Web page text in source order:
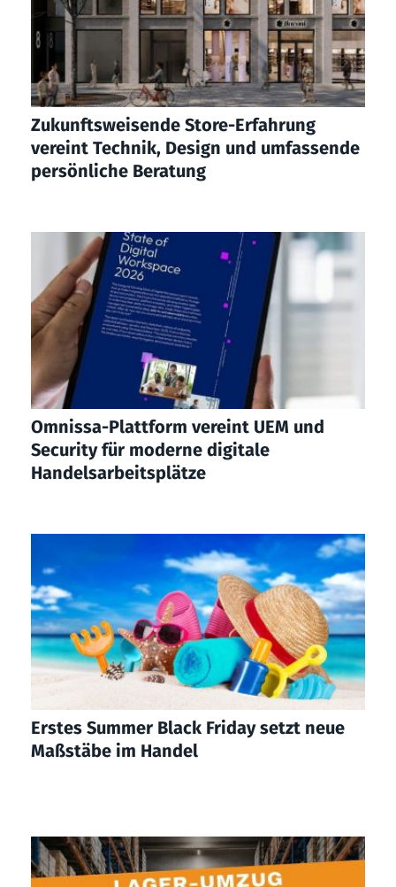
Zukunftsweisende Store-Erfahrung
vereint Technik, Design und umfassende
persönliche Beratung
Omnissa-Plattform vereint UEM und
Security für moderne digitale
Handelsarbeitsplätze
Erstes Summer Black Friday setzt neue
Maßstäbe im Handel